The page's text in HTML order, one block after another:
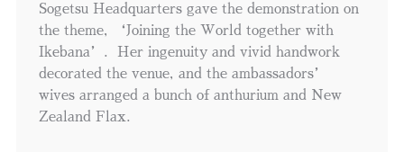
Sogetsu Headquarters gave the demonstration on
the theme, ‘Joining the World together with
Ikebana’. Her ingenuity and vivid handwork
decorated the venue, and the ambassadors’
wives arranged a bunch of anthurium and New
Zealand Flax.